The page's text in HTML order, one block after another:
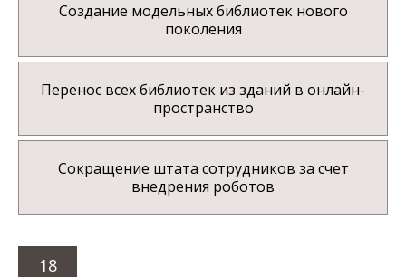
Создание модельных библиотек нового
поколения
Перенос всех библиотек из зданий в онлайн-
пространство
Сокращение штата сотрудников за счет
внедрения роботов
18